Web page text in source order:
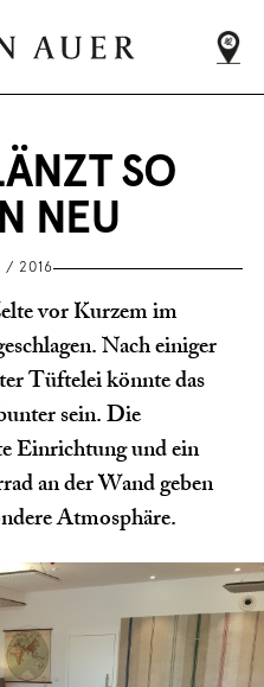
AUER
SO
NEU
/ 2016
vor Kurzem im
Nach einiger
Tüftelei könnte das
sein. Die
Einrichtung und ein
an der Wand geben
Atmosphäre.